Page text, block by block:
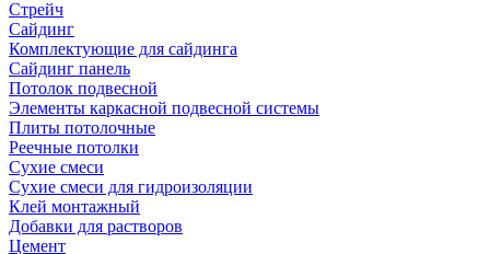
Стрейч
Сайдинг
Комплектующие для сайдинга
Сайдинг панель
Потолок подвесной
Элементы каркасной подвесной системы
Плиты потолочные
Реечные потолки
Сухие смеси
Сухие смеси для гидроизоляции
Клей монтажный
Добавки для растворов
Цемент